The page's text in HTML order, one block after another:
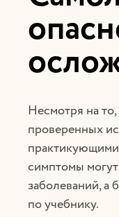
Несмотря на
проверенных
симптомы
заболеваний, а
по учебнику.